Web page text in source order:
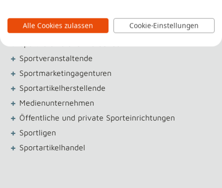
Unternehmen
+
+ Sportveranstaltende
+ Sportmarketingagenturen
+ Sportartikelherstellende
+ Medienunternehmen
+ Öffentliche und private Sporteinrichtungen
+ Sportligen
+ Sportartikelhandel
Alle Cookies zulassen Cookie-Einstellungen